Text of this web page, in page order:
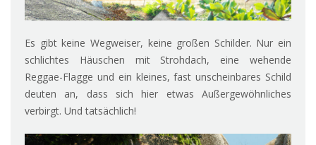
Es gibt keine Wegweiser, keine großen Schilder. Nur ein
schlichtes Häuschen mit Strohdach, eine wehende
Reggae-Flagge und ein kleines, fast unscheinbares Schild
deuten an, dass sich hier etwas Außergewöhnliches
verbirgt. Und tatsächlich!